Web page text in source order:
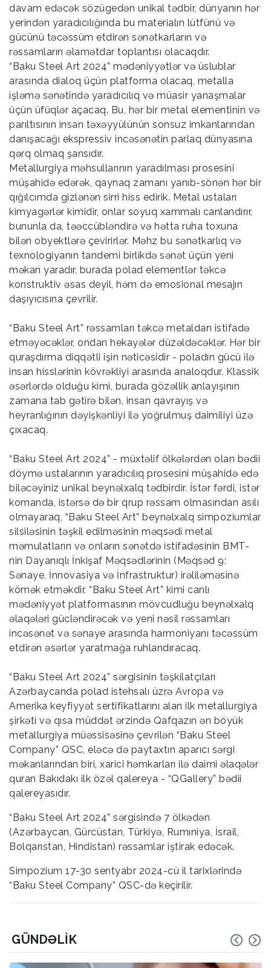
davam edəcək sözügedən unikal tədbir, dünyanın hər
yerindən yaradıcılığında bu materialın lütfünü və
gücünü təcəssüm etdirən sənətkarların və
rəssamların əlamətdar toplantısı olacaqdır.
“Baku Steel Art 2024” mədəniyyətlər və üslublar
arasında dialoq üçün platforma olacaq, metalla
işləmə sənətində yaradıcılıq və müasir yanaşmalar
üçün üfüqlər açacaq. Bu, hər bir metal elementinin və
parıltısının insan təxəyyülünün sonsuz imkanlarından
danışacağı ekspressiv incəsənətin parlaq dünyasına
qərq olmaq şansıdır.
Metallurgiya məhsullarının yaradılması prosesini
müşahidə edərək, qaynaq zamanı yanıb-sönən hər bir
qığılcımda gizlənən sirri hiss edirik. Metal ustaları
kimyagərlər kimidir, onlar soyuq xammalı canlandırır,
bununla da, təəccübləndirə və hətta ruha toxuna
bilən obyektlərə çevirirlər. Məhz bu sənətkarlıq və
texnologiyanın tandemi birlikdə sənət üçün yeni
məkan yaradır, burada polad elementlər təkcə
konstruktiv əsas deyil, həm də emosional mesajın
daşıyıcısına çevrilir.
“Baku Steel Art” rəssamları təkcə metaldan istifadə
etməyəcəklər, ondan hekayələr düzəldəcəklər. Hər bir
quraşdırma diqqətli işin nəticəsidir - poladın gücü ilə
insan hisslərinin kövrəkliyi arasında analoqdur. Klassik
əsərlərdə olduğu kimi, burada gözəllik anlayışının
zamana tab gətirə bilən, insan qavrayış və
heyranlığının dəyişkənliyi ilə yoğrulmuş daimiliyi üzə
çıxacaq.
“Baku Steel Art 2024” - müxtəlif ölkələrdən olan bədii
döymə ustalarının yaradıcılıq prosesini müşahidə edə
biləcəyiniz unikal beynəlxalq tədbirdir. İstər fərdi, istər
komanda, istərsə də bir qrup rəssam olmasından asılı
olmayaraq, “Baku Steel Art” beynəlxalq simpoziumlar
silsiləsinin təşkil edilməsinin məqsədi metal
məmulatların və onların sənətdə istifadəsinin BMT-
nin Dayanıqlı İnkişaf Məqsədlərinin (Məqsəd 9:
Sənaye, İnnovasiya və İnfrastruktur) irəliləməsinə
kömək etməkdir. “Baku Steel Art” kimi canlı
mədəniyyət platformasının mövcudluğu beynəlxalq
əlaqələri gücləndirəcək və yeni nəsil rəssamları
incəsənət və sənaye arasında harmoniyanı təcəssüm
etdirən əsərlər yaratmağa ruhlandıracaq.
“Baku Steel Art 2024” sərgisinin təşkilatçıları
Azərbaycanda polad istehsalı üzrə Avropa və
Amerika keyfiyyət sertifikatlarını alan ilk metallurgiya
şirkəti və qısa müddət ərzində Qafqazın ən böyük
metallurgiya müəssisəsinə çevrilən “Baku Steel
Company” QSC, eləcə də paytaxtın aparıcı sərgi
məkanlarından biri, xarici həmkarları ilə daimi əlaqələr
quran Bakıdakı ilk özəl qalereya - “QGallery” bədii
qalereyasıdır.
“Baku Steel Art 2024” sərgisində 7 ölkədən
(Azərbaycan, Gürcüstan, Türkiyə, Rumıniya, İsrail,
Bolqarıstan, Hindistan) rəssamlar iştirak edəcək.
Simpozium 17-30 sentyabr 2024-cü il tarixlərində
“Baku Steel Company” QSC-də keçirilir.
GÜNDƏLIK